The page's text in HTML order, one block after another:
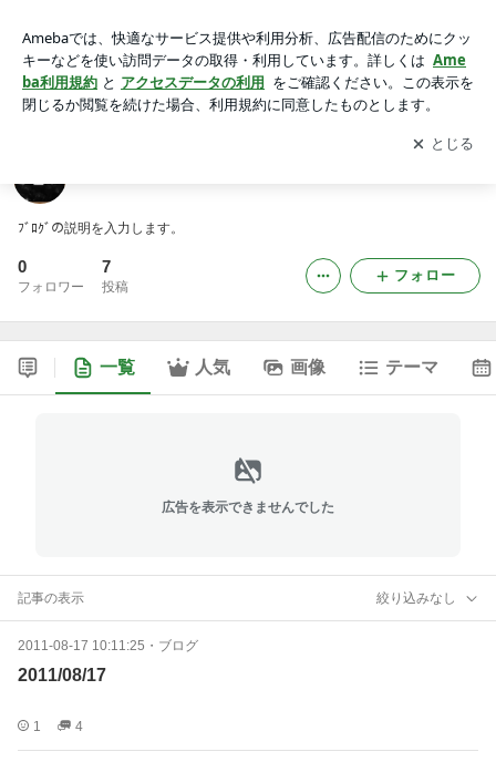
アプリをダウンロードして ブログの更新通知
を受け取りまし
ょう。
開く
ﾌﾞﾛｸﾞの説明を入力します。
0
フォロワー
7
投稿
フォロー
一覧 人気 画像 テーマ
広告を表示できませんでした
記事の表示 絞り込みなし
2011-08-17 10:11:25 ・ ブログ
2011/08/17
1 4